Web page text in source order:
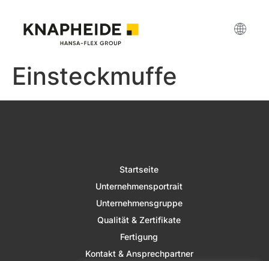
Einsteckmuffe
Startseite
Unternehmensportrait
Unternehmensgruppe
Qualität & Zertifikate
Fertigung
Kontakt & Ansprechpartner